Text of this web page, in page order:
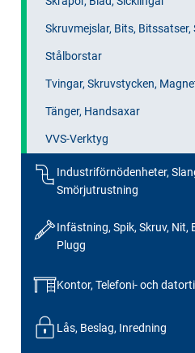
Skruvmejslar, Bits, Bitssatser,
Stålborstar
Tvingar, Skruvstycken,
Tänger, Handsaxar
VVS-Verktyg
Industriförnödenheter,
Smörjutrustning
Infästning, Spik, Skruv, Nit,
Plugg
Kontor, Telefoni- och
Lås, Beslag, Inredning